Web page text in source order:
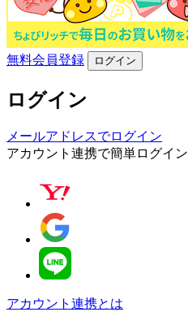
無料会員登録 ログイン
ログイン
メールアドレスでログイン
アカウント連携で簡単ログイン
アカウント連携とは